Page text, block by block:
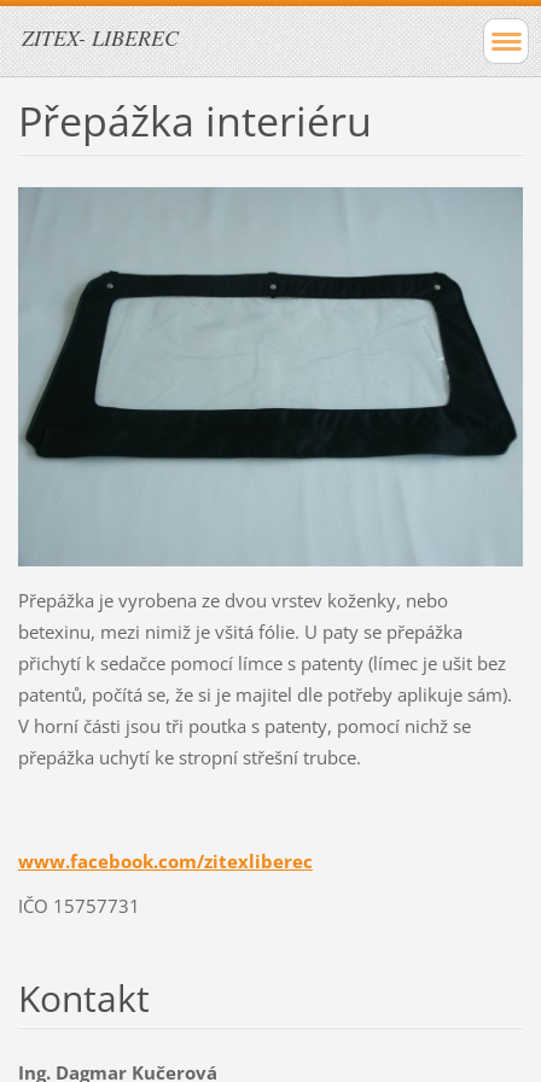
ZITEX- LIBEREC
Přepážka interiéru
Přepážka je vyrobena ze dvou vrstev koženky, nebo
betexinu, mezi nimiž je všitá fólie. U paty se přepážka
přichytí k sedačce pomocí límce s patenty (límec je ušit bez
patentů, počítá se, že si je majitel dle potřeby aplikuje sám).
V horní části jsou tři poutka s patenty, pomocí nichž se
přepážka uchytí ke stropní střešní trubce.
www.facebook.com/zitexliberec
IČO 15757731
Kontakt
Ing. Dagmar Kučerová